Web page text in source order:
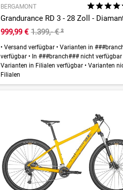
BERGAMONT
Grandurance RD 3 - 28 Zoll -
999,99 € 1.399,- €²
•Versand verfügbar •Varianten in
verfügbar •In ###branch### nicht verfügbar
Varianten in Filialen verfügbar •Varianten
Filialen